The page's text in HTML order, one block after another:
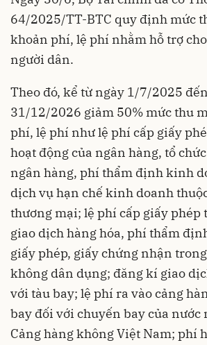
64/2025/TT-BTC quy định mức
khoản phí, lệ phí nhằm hỗ trợ
người dân.
Theo đó, kể từ ngày 1/7/2025
31/12/2026 giảm 50% mức thu
phí, lệ phí như lệ phí cấp giấy
hoạt động của ngân hàng, tổ
ngân hàng, phí thẩm định kinh
dịch vụ hạn chế kinh doanh
thương mại; lệ phí cấp giấy phép
giao dịch hàng hóa, phí thẩm
giấy phép, giấy chứng nhận
không dân dụng; đăng kí giao
với tàu bay; lệ phí ra vào cảng
bay đối với chuyến bay của nước
Cảng hàng không Việt Nam; phí